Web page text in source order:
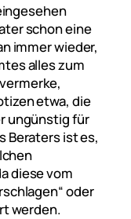
schon eine
immer wieder,
alles zum
etwa, die
ungünstig für
Beraters ist es,
diese vom
oder
werden.